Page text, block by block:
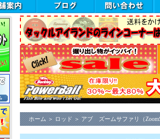
ホーム ＞ ロッド ＞ アブ ズームサファリ（